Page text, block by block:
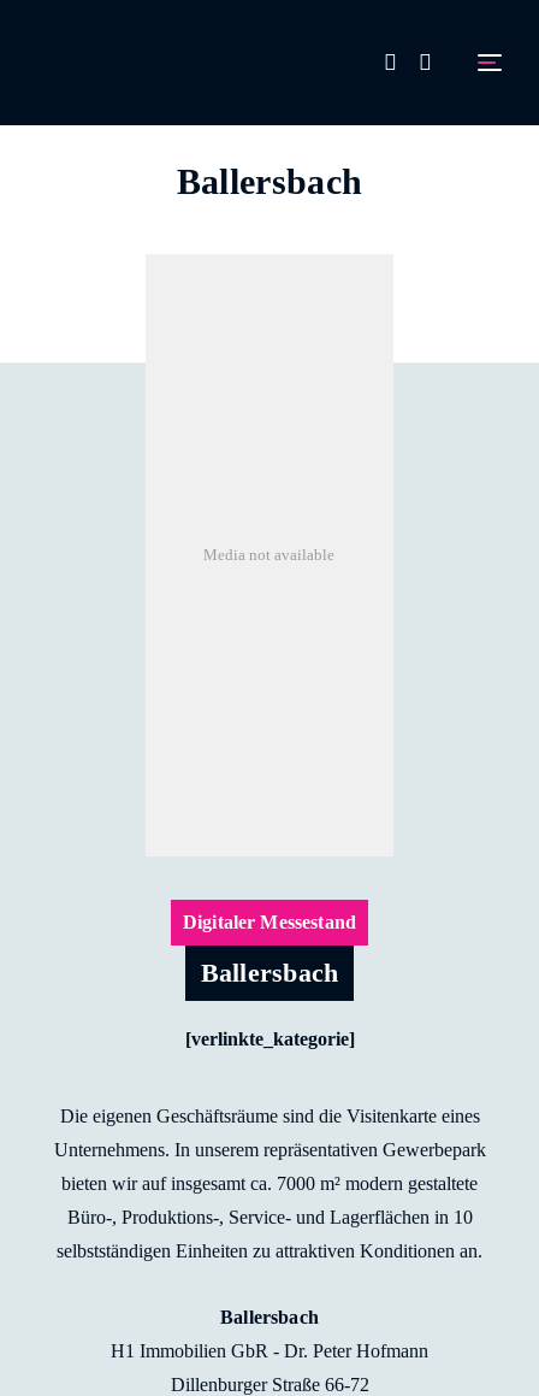
Aussteller werden!Ballersbach
Digitaler Messestand
Ballersbach
[verlinkte_kategorie]
Die eigenen Geschäftsräume sind die Visitenkarte eines
Unternehmens. In unserem repräsentativen Gewerbepark
bieten wir auf insgesamt ca. 7000 m² modern gestaltete
Büro-, Produktions-, Service- und Lagerflächen in 10
selbstständigen Einheiten zu attraktiven Konditionen an.
Ballersbach
H1 Immobilien GbR - Dr. Peter Hofmann
Dillenburger Straße 66-72
Media not available